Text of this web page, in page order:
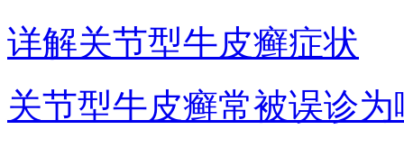
详解关节型牛皮癣症状
关节型牛皮癣常被误诊